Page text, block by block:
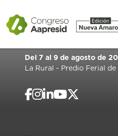
Del 7 al 9 de agosto de
La Rural - Predio Ferial